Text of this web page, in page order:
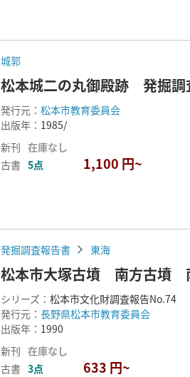
城郭
松本城二の丸御殿跡 発掘調
発行元： 松本市教育委員会
出版年： 1985/
新刊 在庫なし
古書 5点 1,100 円~
発掘調査報告書 東海
松本市大塚古墳 南方古墳
シリーズ： 松本市文化財調査報告No.74
発行元： 長野県松本市教育委員会
出版年： 1990
新刊 在庫なし
古書 3点 633 円~